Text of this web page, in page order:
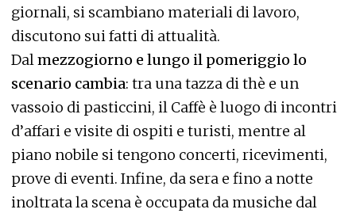
giornali, si scambiano materiali di lavoro,
discutono sui fatti di attualità.
Dal mezzogiorno e lungo il pomeriggio lo
scenario cambia: tra una tazza di thè e un
vassoio di pasticcini, il Caffè è luogo di incontri
d’affari e visite di ospiti e turisti, mentre al
piano nobile si tengono concerti, ricevimenti,
prove di eventi. Infine, da sera e fino a notte
inoltrata la scena è occupata da musiche dal